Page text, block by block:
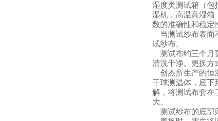
湿度类测试箱（包
湿机，高温高湿箱
数的准确性和稳定
当测试纱布表面
试纱布。
测试布约三个月
清洗干净。更换方
创杰所生产的恒
干球测温体，底下
解，将测试布套在
大。
测试纱布的底部